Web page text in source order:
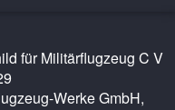
für Militärflugzeug C V
Werke GmbH,